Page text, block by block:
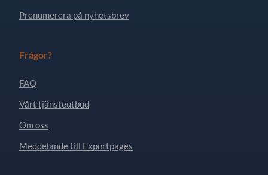
Prenumerera på nyhetsbrev
Frågor?
FAQ
Vårt tjänsteutbud
Om oss
Meddelande till Exportpages